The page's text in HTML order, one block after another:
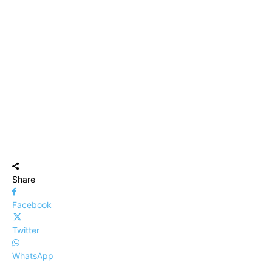
Share
Facebook
Twitter
WhatsApp